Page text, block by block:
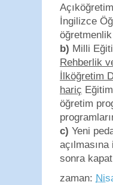
İngilizce
öğretmenlik
b) Milli
Rehberlik
İlköğretim
hariç
öğretim
c) Yeni
sonra
zaman: